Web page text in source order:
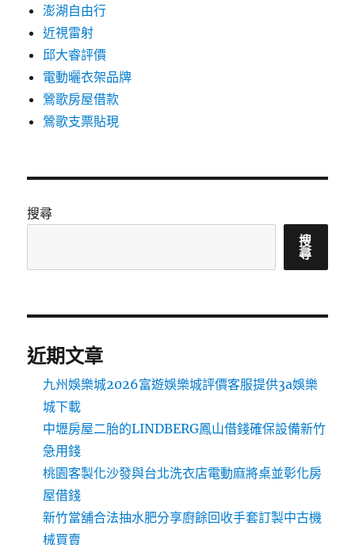
澎湖自由行
近視雷射
邱大睿評價
電動曬衣架品牌
鶯歌房屋借款
鶯歌支票貼現
搜尋
搜
尋
近期文章
九州娛樂城2026富遊娛樂城評價客服提供3a娛樂
城下載
中壢房屋二胎的LINDBERG鳳山借錢確保設備新竹
急用錢
桃園客製化沙發與台北洗衣店電動麻將桌並彰化房
屋借錢
新竹當舖合法抽水肥分享廚餘回收手套訂製中古機
械買賣